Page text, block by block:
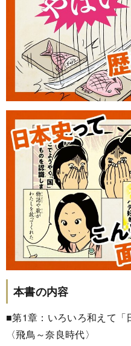
本書の内容
■第1章：いろいろ和えて
〈飛鳥～奈良時代〉